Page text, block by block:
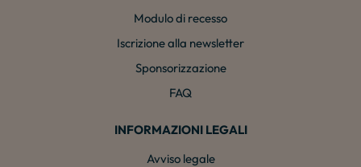
Modulo di recesso
Iscrizione alla newsletter
Sponsorizzazione
FAQ
INFORMAZIONI LEGALI
Avviso legale